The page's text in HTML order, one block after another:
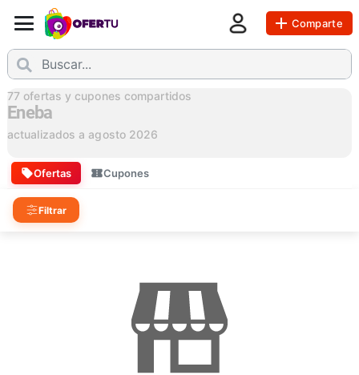
Comparte
77 ofertas y cupones compartidos
Eneba
actualizados a agosto 2026
Ofertas Cupones
Filtrar